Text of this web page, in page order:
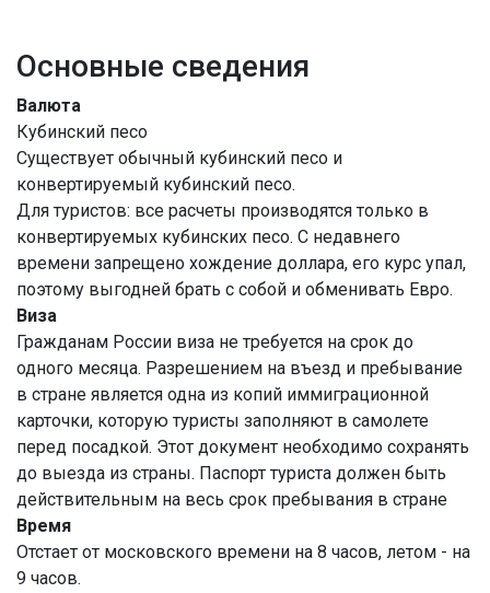
Основные сведения
Валюта
Кубинский песо
Существует обычный кубинский песо и
конвертируемый кубинский песо.
Для туристов: все расчеты производятся только в
конвертируемых кубинских песо. С недавнего
времени запрещено хождение доллара, его курс упал,
поэтому выгодней брать с собой и обменивать Евро.
Виза
Гражданам России виза не требуется на срок до
одного месяца. Разрешением на въезд и пребывание
в стране является одна из копий иммиграционной
карточки, которую туристы заполняют в самолете
перед посадкой. Этот документ необходимо сохранять
до выезда из страны. Паспорт туриста должен быть
действительным на весь срок пребывания в стране
Время
Отстает от московского времени на 8 часов, летом - на
9 часов.